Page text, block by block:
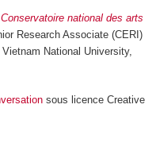
Conservatoire national des arts
Research Associate (CERI)
National University,
sous licence Creative